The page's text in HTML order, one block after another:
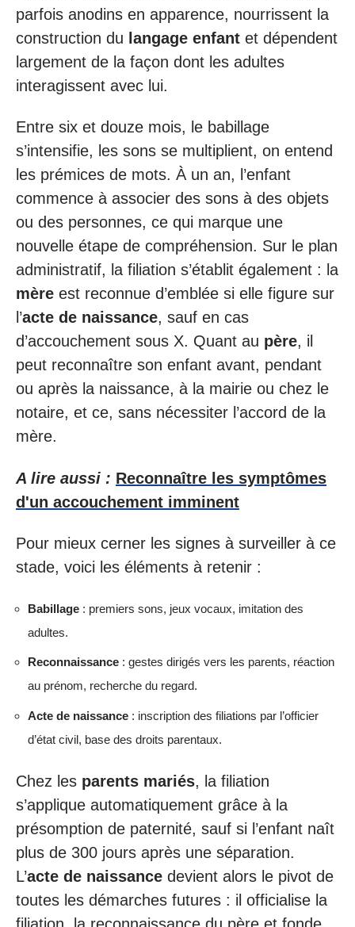
parfois anodins en apparence, nourrissent la
construction du langage enfant et dépendent
largement de la façon dont les adultes
interagissent avec lui.
Entre six et douze mois, le babillage
s’intensifie, les sons se multiplient, on entend
les prémices de mots. À un an, l’enfant
commence à associer des sons à des objets
ou des personnes, ce qui marque une
nouvelle étape de compréhension. Sur le plan
administratif, la filiation s’établit également : la
mère est reconnue d’emblée si elle figure sur
l’acte de naissance, sauf en cas
d’accouchement sous X. Quant au père, il
peut reconnaître son enfant avant, pendant
ou après la naissance, à la mairie ou chez le
notaire, et ce, sans nécessiter l’accord de la
mère.
A lire aussi : Reconnaître les symptômes
d'un accouchement imminent
Pour mieux cerner les signes à surveiller à ce
stade, voici les éléments à retenir :
Babillage : premiers sons, jeux vocaux, imitation des
adultes.
Reconnaissance : gestes dirigés vers les parents, réaction
au prénom, recherche du regard.
Acte de naissance : inscription des filiations par l’officier
d’état civil, base des droits parentaux.
Chez les parents mariés, la filiation
s’applique automatiquement grâce à la
présomption de paternité, sauf si l’enfant naît
plus de 300 jours après une séparation.
L’acte de naissance devient alors le pivot de
toutes les démarches futures : il officialise la